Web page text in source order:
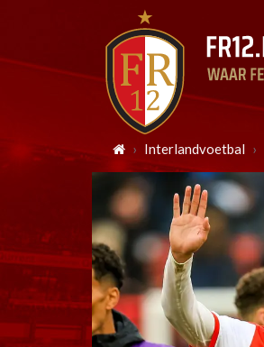
Interlandvoetbal